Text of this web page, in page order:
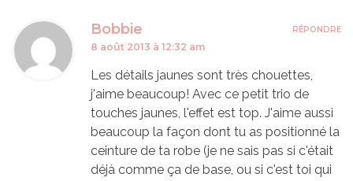
Bobbie
8 août 2013 à 12:32 am
Les détails jaunes sont très chouettes,
j'aime beaucoup! Avec ce petit trio de
touches jaunes, l'effet est top. J'aime aussi
beaucoup la façon dont tu as positionné la
ceinture de ta robe (je ne sais pas si c'était
déjà comme ça de base, ou si c'est toi qui
RÉPONDRE